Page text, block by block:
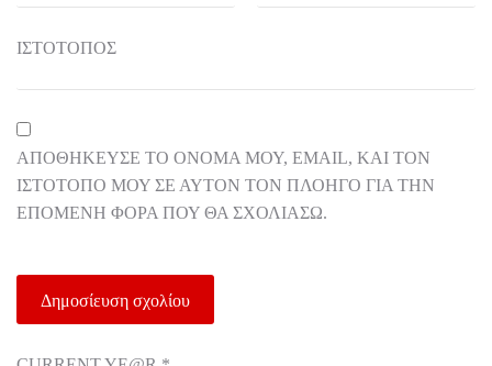
ΙΣΤΌΤΟΠΟΣ
ΑΠΟΘΉΚΕΥΣΕ ΤΟ ΌΝΟΜΆ ΜΟΥ, EMAIL, ΚΑΙ ΤΟΝ
ΙΣΤΌΤΟΠΟ ΜΟΥ ΣΕ ΑΥΤΌΝ ΤΟΝ ΠΛΟΗΓΌ ΓΙΑ ΤΗΝ
ΕΠΌΜΕΝΗ ΦΟΡΆ ΠΟΥ ΘΑ ΣΧΟΛΙΆΣΩ.